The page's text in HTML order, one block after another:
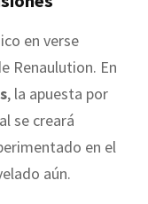
en verse
Renaulution. En
, la apuesta por
se creará
en el
aún.